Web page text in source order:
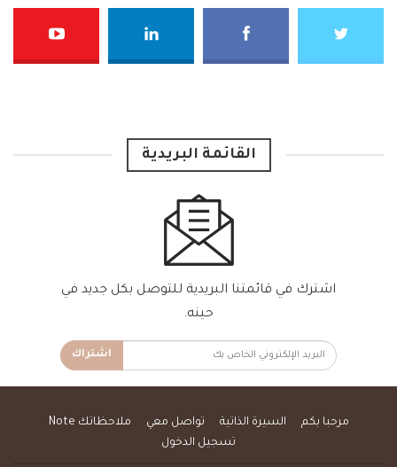
القائمة البريدية
اشترك في قائمتنا البريدية للتوصل بكل جديد في
حينه.
اشتراك
مرحبا بكم السيرة الذاتية تواصل معي
ملاحظاتك Note
تسجيل الدخول